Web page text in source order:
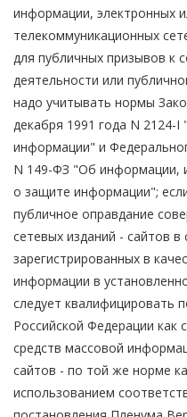
информации, электронных
телекоммуникационных
для публичных призывов к
деятельности или
надо учитывать нормы
декабря 1991 года N 2124-
информации" и
N 149-ФЗ "Об информации,
о защите информации";
публичное оправдание
сетевых изданий - сайтов
зарегистрированных в
информации в
следует квалифицировать
Российской Федерации как
средств массовой
сайтов - по той же норме
использованием